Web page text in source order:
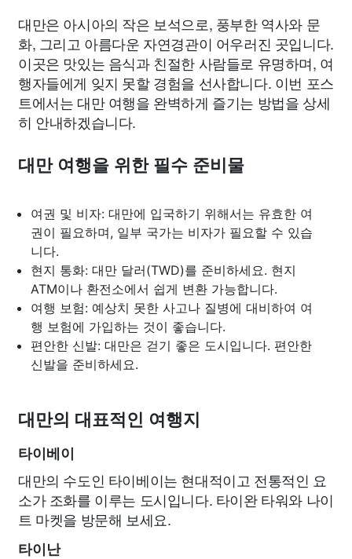
대만은 아시아의 작은 보석으로, 풍부한 역사와 문
화, 그리고 아름다운 자연경관이 어우러진 곳입니다.
이곳은 맛있는 음식과 친절한 사람들로 유명하며, 여
행자들에게 잊지 못할 경험을 선사합니다. 이번 포스
트에서는 대만 여행을 완벽하게 즐기는 방법을 상세
히 안내하겠습니다.
대만 여행을 위한 필수 준비물
여권 및 비자: 대만에 입국하기 위해서는 유효한 여
권이 필요하며, 일부 국가는 비자가 필요할 수 있습
니다.
현지 통화: 대만 달러(TWD)를 준비하세요. 현지
ATM이나 환전소에서 쉽게 변환 가능합니다.
여행 보험: 예상치 못한 사고나 질병에 대비하여 여
행 보험에 가입하는 것이 좋습니다.
편안한 신발: 대만은 걷기 좋은 도시입니다. 편안한
신발을 준비하세요.
대만의 대표적인 여행지
타이베이
대만의 수도인 타이베이는 현대적이고 전통적인 요
소가 조화를 이루는 도시입니다. 타이완 타워와 나이
트 마켓을 방문해 보세요.
타이난